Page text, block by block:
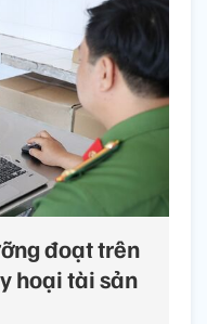
đoạt trên
hoại tài sản